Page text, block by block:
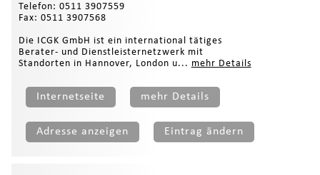
Telefon: 0511 3907559
Fax: 0511 3907568
Die ICGK GmbH ist ein international tätiges
Berater- und Dienstleisternetzwerk mit
Standorten in Hannover, London u... mehr Details
Internetseite mehr Details
Adresse anzeigen Eintrag ändern